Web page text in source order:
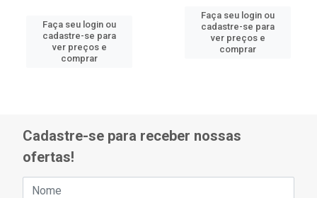
Faça seu login ou
cadastre-se para
ver preços e
comprar
Faça seu login ou
cadastre-se para
ver preços e
comprar
Cadastre-se para receber nossas
ofertas!